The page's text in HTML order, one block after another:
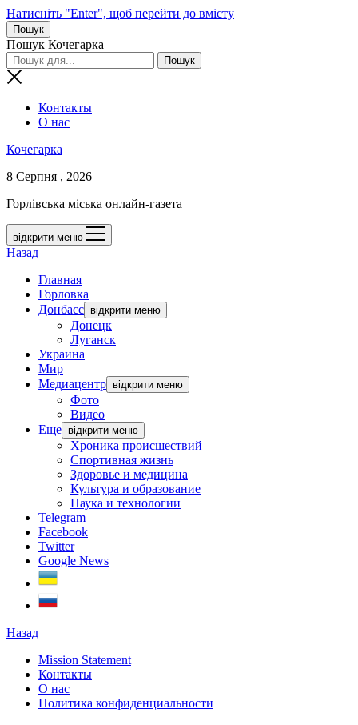
Натисніть "Enter", щоб перейти до вмісту
Пошук
Пошук Кочегарка
Контакты
О нас
Кочегарка
8 Серпня , 2026
Горлівська міська онлайн-газета
відкрити меню
Назад
Главная
Горловка
Донбасс відкрити меню
Донецк
Луганск
Украина
Мир
Медиацентр відкрити меню
Фото
Видео
Еще відкрити меню
Хроника происшествий
Спортивная жизнь
Здоровье и медицина
Культура и образование
Наука и технологии
Telegram
Facebook
Twitter
Google News
Назад
Mission Statement
Контакты
О нас
Политика конфиденциальности